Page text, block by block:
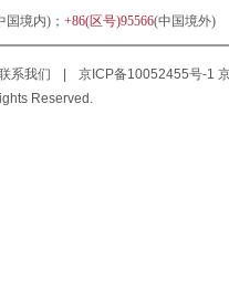
国境内)； +86(区号)95566(中国境外)
系我们 京ICP备10052455号-1
Reserved.